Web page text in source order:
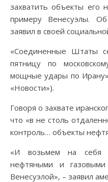
захватить объекты его
примеру Венесуэлы.
заявил в своей
«Соединенные Штаты
пятницу по
мощные удары по
«Новости»).
Говоря о захвате
что «в не столь
контроль… объекты
«И возьмем на себя
нефтяными и
Венесуэлой», – заявил